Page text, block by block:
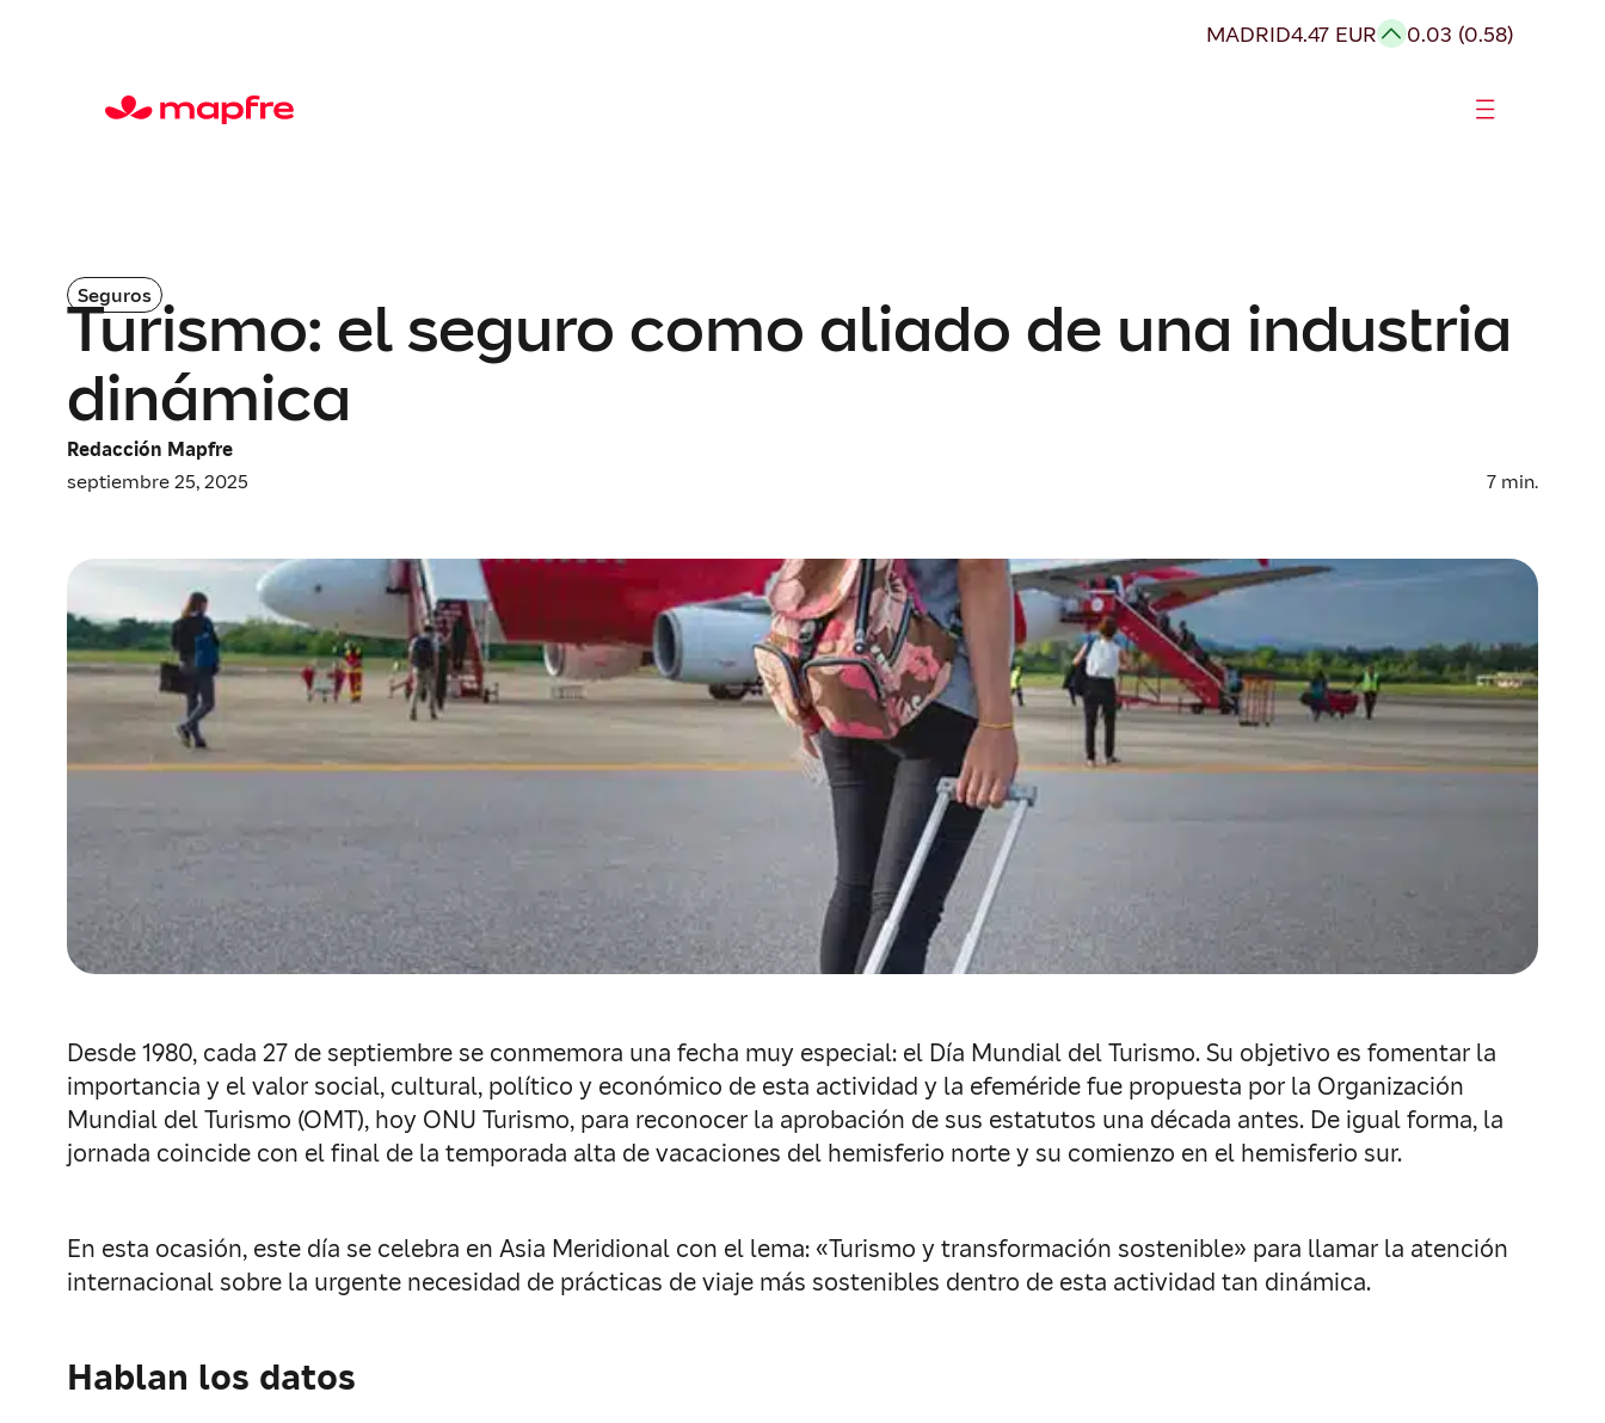
MADRID4.47 EUR 0.03 (0.58)
Seguros
Turismo: el seguro como aliado de una industria
dinámica
Redacción Mapfre
septiembre 25, 2025
7 min.
Desde 1980, cada 27 de septiembre se conmemora una fecha muy especial: el Día Mundial del Turismo. Su objetivo es fomentar la
importancia y el valor social, cultural, político y económico de esta actividad y la efeméride fue propuesta por la Organización
Mundial del Turismo (OMT), hoy ONU Turismo, para reconocer la aprobación de sus estatutos una década antes. De igual forma, la
jornada coincide con el final de la temporada alta de vacaciones del hemisferio norte y su comienzo en el hemisferio sur.
En esta ocasión, este día se celebra en Asia Meridional con el lema: «Turismo y transformación sostenible» para llamar la atención
internacional sobre la urgente necesidad de prácticas de viaje más sostenibles dentro de esta actividad tan dinámica.
Hablan los datos